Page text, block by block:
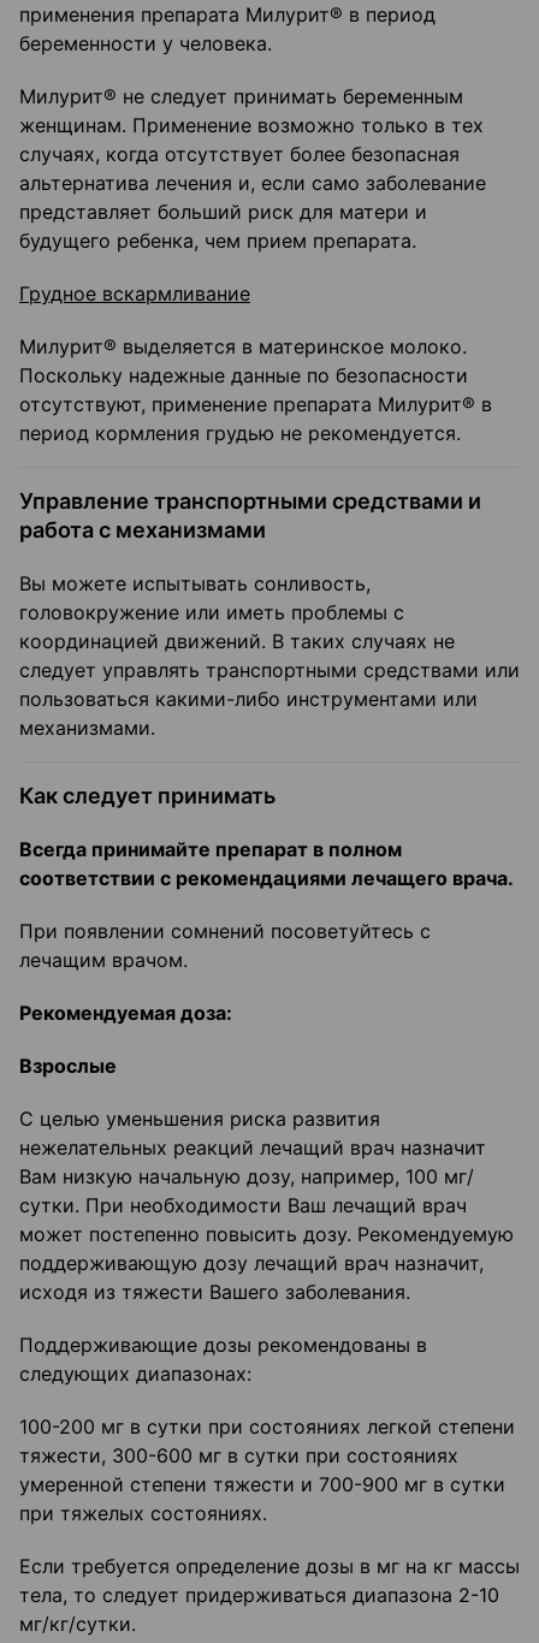
применения препарата Милурит® в период
беременности у человека.
Милурит® не следует принимать беременным
женщинам. Применение возможно только в тех
случаях, когда отсутствует более безопасная
альтернатива лечения и, если само заболевание
представляет больший риск для матери и
будущего ребенка, чем прием препарата.
Грудное вскармливание
Милурит® выделяется в материнское молоко.
Поскольку надежные данные по безопасности
отсутствуют, применение препарата Милурит® в
период кормления грудью не рекомендуется.
Управление транспортными средствами и
работа с механизмами
Вы можете испытывать сонливость,
головокружение или иметь проблемы с
координацией движений. В таких случаях не
следует управлять транспортными средствами или
пользоваться какими-либо инструментами или
механизмами.
Как следует принимать
Всегда принимайте препарат в полном
соответствии с рекомендациями лечащего врача.
При появлении сомнений посоветуйтесь с
лечащим врачом.
Рекомендуемая доза:
Взрослые
С целью уменьшения риска развития
нежелательных реакций лечащий врач назначит
Вам низкую начальную дозу, например, 100 мг/
сутки. При необходимости Ваш лечащий врач
может постепенно повысить дозу. Рекомендуемую
поддерживающую дозу лечащий врач назначит,
исходя из тяжести Вашего заболевания.
Поддерживающие дозы рекомендованы в
следующих диапазонах:
100-200 мг в сутки при состояниях легкой степени
тяжести, 300-600 мг в сутки при состояниях
умеренной степени тяжести и 700-900 мг в сутки
при тяжелых состояниях.
Если требуется определение дозы в мг на кг массы
тела, то следует придерживаться диапазона 2-10
мг/кг/сутки.